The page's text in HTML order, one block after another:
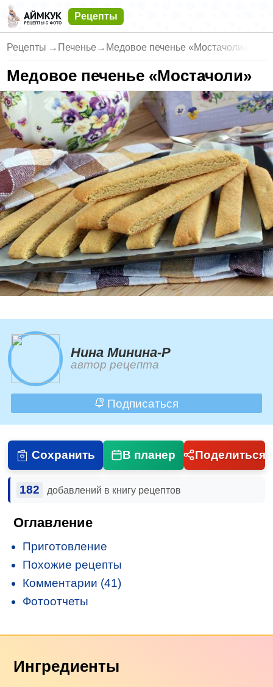
Рецепты
Рецепты → Печенье → Медовое печенье «Мостачоли»
Медовое печенье «Мостачоли»
Нина Минина-Р
автор рецепта
Подписаться
Сохранить В планер Поделиться
182 добавлений в книгу рецептов
Оглавление
Приготовление
Похожие рецепты
Комментарии (41)
Фотоотчеты
Ингредиенты